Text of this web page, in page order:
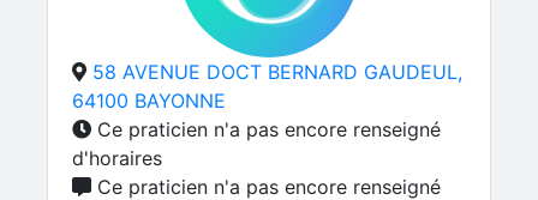
58 AVENUE DOCT BERNARD GAUDEUL,
64100 BAYONNE
Ce praticien n'a pas encore renseigné
d'horaires
Ce praticien n'a pas encore renseigné